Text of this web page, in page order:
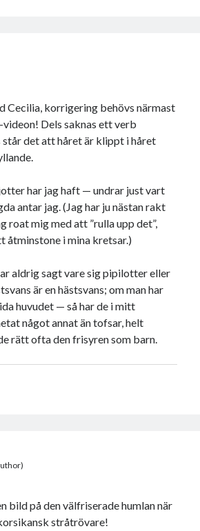
Cecilia, korrigering behövs närmast
Dels saknas ett verb
står det att håret är klippt i håret
har jag haft — undrar just vart
antar jag. (Jag har ju nästan rakt
roat mig med att ”rulla upp det”,
åtminstone i mina kretsar.)
aldrig sagt vare sig pipilotter eller
är en hästsvans; om man har
huvudet — så har de i mitt
något annat än tofsar, helt
rätt ofta den frisyren som barn.
bild på den välfriserade humlan när
stråtrövare!